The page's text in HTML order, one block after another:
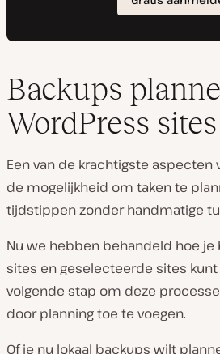
Backups
WordPress sites
Een van de krachtigste aspecten
de mogelijkheid om taken te
tijdstippen zonder handmatige
Nu we hebben behandeld hoe je
sites en geselecteerde sites
volgende stap om deze
door planning toe te voegen.
Of je nu lokaal backups wilt